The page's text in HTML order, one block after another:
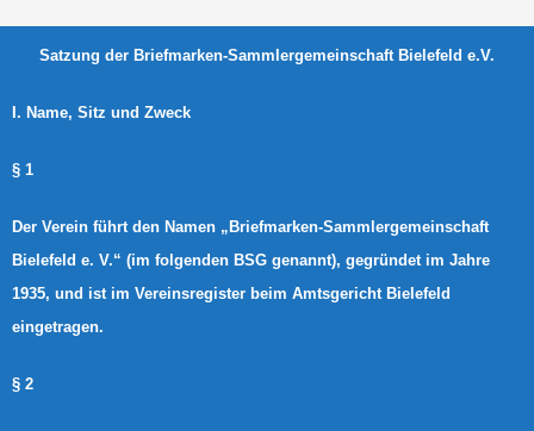
Satzung der Briefmarken-Sammlergemeinschaft Bielefeld e.V.
I. Name, Sitz und Zweck
§ 1
Der Verein führt den Namen „Briefmarken-Sammlergemeinschaft
Bielefeld e. V.“ (im folgenden BSG genannt), gegründet im Jahre
1935, und ist im Vereinsregister beim Amtsgericht Bielefeld
eingetragen.
§ 2